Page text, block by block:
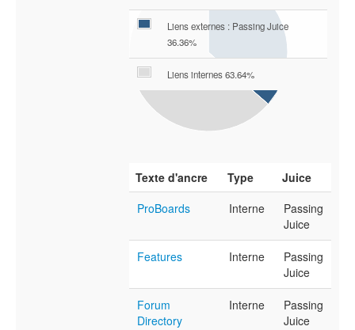
Liens externes : Passing Juice
36.36%
Liens internes 63.64%
Texte d'ancre Type
Juice
ProBoards
Interne
Passing
Juice
Features Interne
Passing
Juice
Forum
Directory
Interne
Passing
Juice